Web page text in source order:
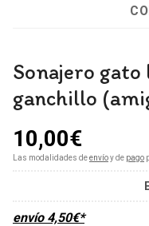
Sonajero gato
ganchillo
10,00€
Las modalidades deenvíoy de pago
envío 4,50€*